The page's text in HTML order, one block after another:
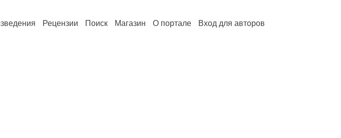
Рецензии Поиск Магазин О портале Вход для авторов